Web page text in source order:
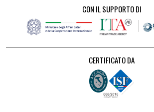
CON IL SUPPORTO DI
CERTIFICATO DA